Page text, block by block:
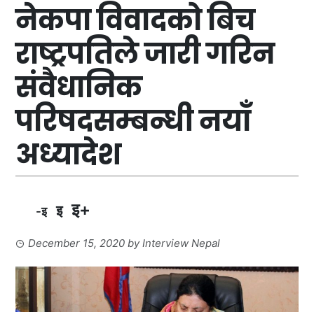
नेकपा विवादको बिच
राष्ट्रपतिले जारी गरिन
संवैधानिक
परिषदसम्बन्धी नयाँ
अध्यादेश
-इ इ इ+
December 15, 2020 byInterview Nepal